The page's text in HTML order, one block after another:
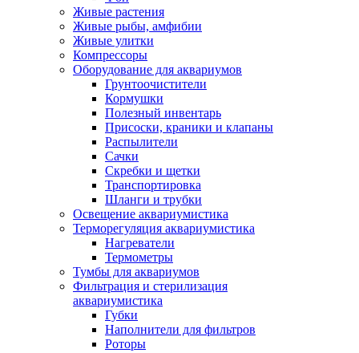
Живые растения
Живые рыбы, амфибии
Живые улитки
Компрессоры
Оборудование для аквариумов
Грунтоочистители
Кормушки
Полезный инвентарь
Присоски, краники и клапаны
Распылители
Сачки
Скребки и щетки
Транспортировка
Шланги и трубки
Освещение аквариумистика
Терморегуляция аквариумистика
Нагреватели
Термометры
Тумбы для аквариумов
Фильтрация и стерилизация
аквариумистика
Губки
Наполнители для фильтров
Роторы